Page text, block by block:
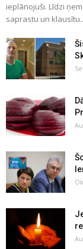
ieplānojuši. Līdzi
saprastu un